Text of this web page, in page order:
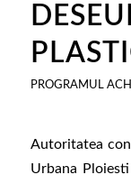
PROGRAMUL
Autoritatea
Urbana